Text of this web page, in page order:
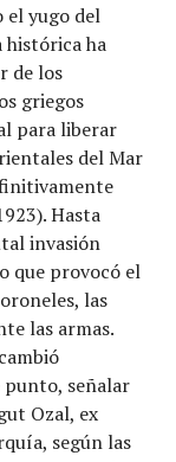
el yugo del
ha
de los
griegos
para liberar
del Mar
Hasta
invasión
que provocó el
las
las armas.
punto, señalar
Ozal, ex
según las